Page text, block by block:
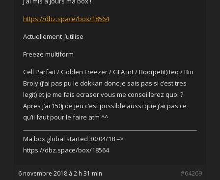
https://dbz.space/box/18564
Actuellement j’utilise
Freeze multiform
Cell Parfait / Golden Freezer / GFA int / Boo(petit) teq / Bio
Broly (j’ai pas pu le dokkan donc je sais pas si c’est tres
legit) et je me fais ecraser vous me conseillerez quoi ?
Apres j’ai 150j de jeu c’est possible aussi que j’ai pas ce
qu’il faut pour le faire atm ^^
Ma box global started 30/04/18 =>
https://dbz.space/box/18564
6 novembre 2018 à 2 h 31 min #64269